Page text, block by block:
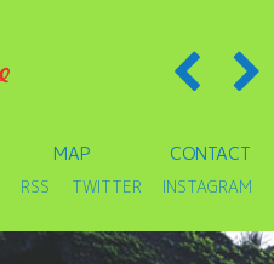
MAP CONTACT
RSS TWITTER INSTAGRAM